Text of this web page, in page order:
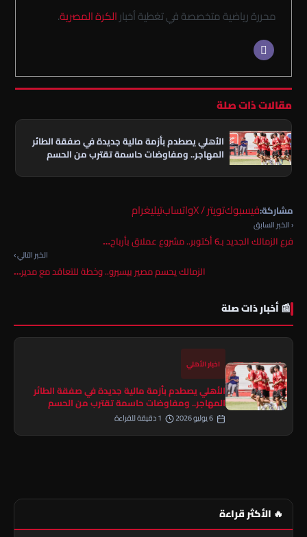
محررة رياضية متخصصة في تغطية أخبارالكرة المصرية.
مقالات ذات صلة
الأهلي يصطدم بأزمة مالية جديدة في صفقة الطائر
المهاجر.. ومفاوضات حاسمة تقترب من الحسم
مشاركة:فيسبوكتويتر / X واتسابتيليغرام
‹ الخبر السابق
فرع الزمالك الجديد بـ6 أكتوبر.. مشروع عملاق بأرباح…
الخبر التالي ›
الزمالك يحسم مصير بيسيرو.. وخطة للتعاقد مع مدير…
📰 أخبار ذات صلة
اخبار الأهلي
الأهلي يصطدم بأزمة مالية جديدة في صفقة الطائر
المهاجر.. ومفاوضات حاسمة تقترب من الحسم
🔥 الأكثر قراءة